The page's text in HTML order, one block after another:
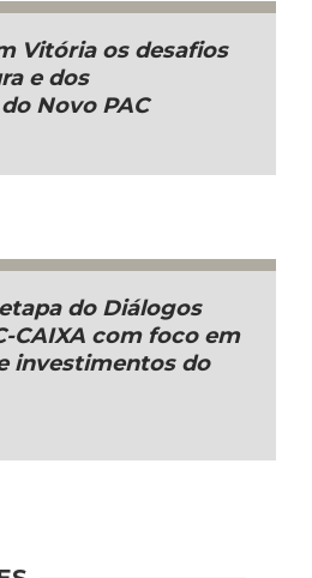
Vitória os desafios
e dos
Novo PAC
do Diálogos
CAIXA com foco em
investimentos do